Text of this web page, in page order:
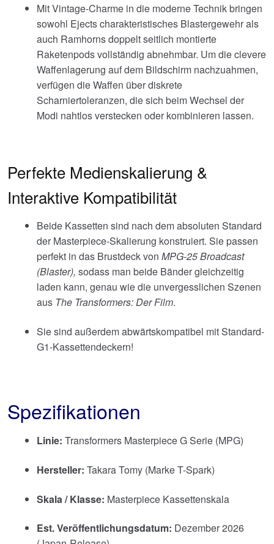
Mit Vintage-Charme in die moderne Technik bringen
sowohl Ejects charakteristisches Blastergewehr als
auch Ramhorns doppelt seitlich montierte
Raketenpods vollständig abnehmbar. Um die clevere
Waffenlagerung auf dem Bildschirm nachzuahmen,
verfügen die Waffen über diskrete
Scharniertoleranzen, die sich beim Wechsel der
Modi nahtlos verstecken oder kombinieren lassen.
Perfekte Medienskalierung &
Interaktive Kompatibilität
Beide Kassetten sind nach dem absoluten Standard
der Masterpiece-Skalierung konstruiert. Sie passen
perfekt in das Brustdeck von MPG-25 Broadcast
(Blaster), sodass man beide Bänder gleichzeitig
laden kann, genau wie die unvergesslichen Szenen
aus The Transformers: Der Film.
Sie sind außerdem abwärtskompatibel mit Standard-
G1-Kassettendeckern!
Spezifikationen
Linie: Transformers Masterpiece G Serie (MPG)
Hersteller: Takara Tomy (Marke T-Spark)
Skala / Klasse: Masterpiece Kassettenskala
Est. Veröffentlichungsdatum: Dezember 2026